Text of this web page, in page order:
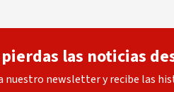
pierdas las noticias
nuestro newsletter y recibe las